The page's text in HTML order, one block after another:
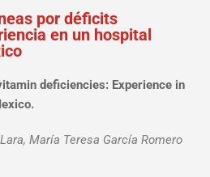
por déficits
en un hospital
deficiencies: Experience in
María Teresa García Romero